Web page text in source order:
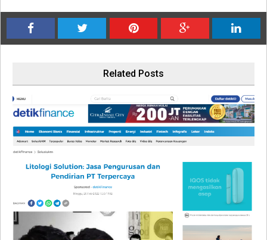
Related Posts